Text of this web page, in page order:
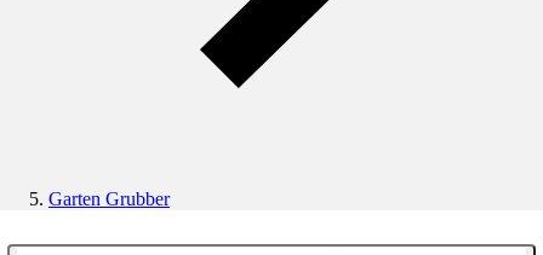
Garten Grubber